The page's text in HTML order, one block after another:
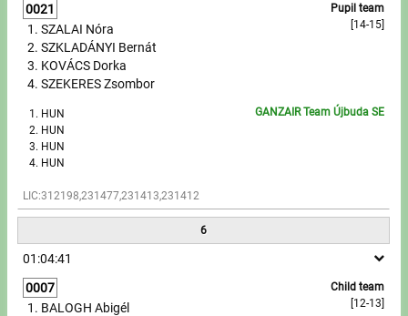
0021
Pupil team
[14-15]
SZALAI Nóra
SZKLADÁNYI Bernát
KOVÁCS Dorka
SZEKERES Zsombor
HUN
HUN
HUN
HUN
LIC:312198,231477,231413,231412
GANZAIR Team Újbuda SE
6
01:04:41
0007
Child team
[12-13]
BALOGH Abigél